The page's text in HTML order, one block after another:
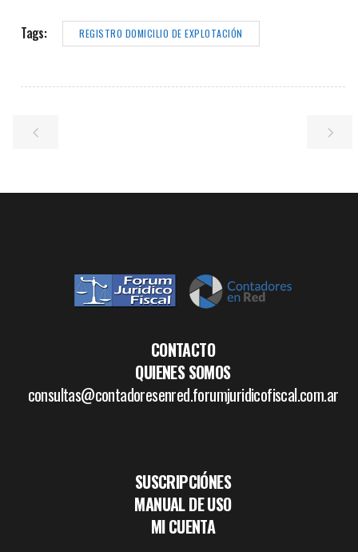
Tags: REGISTRO DOMICILIO DE EXPLOTACIÓN
CONTACTO
QUIENES SOMOS
consultas@contadoresenred.forumjuridicofiscal.com.ar
SUSCRIPCIÓNES
MANUAL DE USO
MI CUENTA